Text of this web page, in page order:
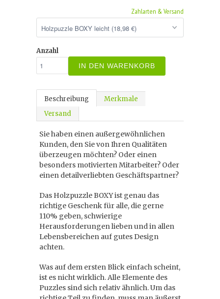
Zahlarten & Versand
Anzahl
IN DEN WARENKORB
Beschreibung
Merkmale
Versand
Sie haben einen außergewöhnlichen
Kunden, den Sie von Ihren Qualitäten
überzeugen möchten? Oder einen
besonders motivierten Mitarbeiter? Oder
einen detailverliebten Geschäftspartner?
Das Holzpuzzle BOXY ist genau das
richtige Geschenk für alle, die gerne
110% geben, schwierige
Herausforderungen lieben und in allen
Lebensbereichen auf gutes Design
achten.
Was auf dem ersten Blick einfach scheint,
ist es nicht wirklich. Alle Elemente des
Puzzles sind sich relativ ähnlich. Um das